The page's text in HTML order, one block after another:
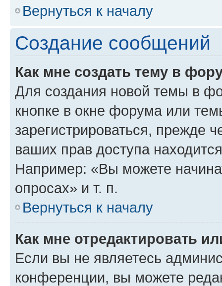
Вернуться к началу
Создание сообщений
Как мне создать тему в
Для создания новой темы в
кнопке в окне форума или
зарегистрироваться, прежде
ваших прав доступа
Например: «Вы можете
опросах» и т. п.
Вернуться к началу
Как мне отредактировать
Если вы не являетесь
конференции, вы можете